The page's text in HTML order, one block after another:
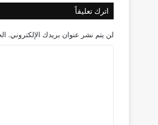
اترك تعليقاً
لن يتم نشر عنوان بريدك الإلكتروني.